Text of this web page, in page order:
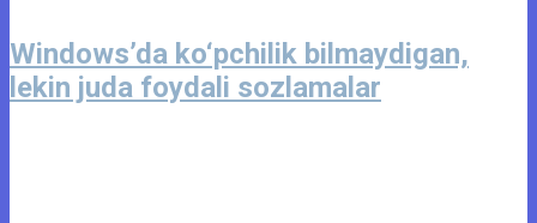
Windows’da ko‘pchilik bilmaydigan,
lekin juda foydali sozlamalar